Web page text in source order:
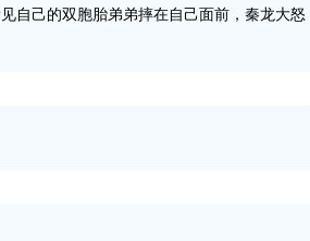
自己的双胞胎弟弟摔在自己面前，秦龙大